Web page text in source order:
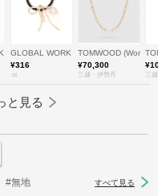
GLOBAL WORK
¥316
.st
TOMWOOD
¥70,300
三越・伊勢丹 三
と見る
#無地 すべて見る